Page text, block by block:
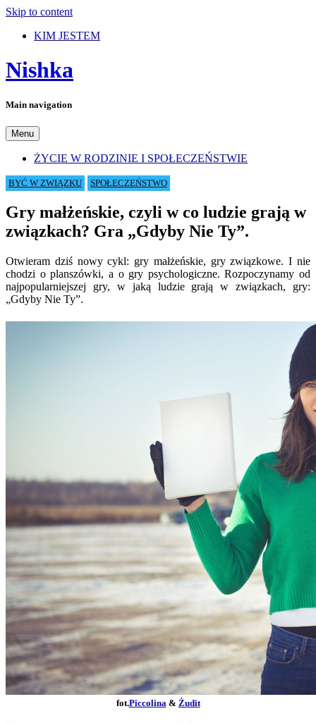
Skip to content
KIM JESTEM
Nishka
Main navigation
Menu
ŻYCIE W RODZINIE I SPOŁECZEŃSTWIE
BYĆ W ZWIĄZKU SPOŁECZEŃSTWO
Gry małżeńskie, czyli w co ludzie grają w
związkach? Gra „Gdyby Nie Ty”.
Otwieram dziś nowy cykl: gry małżeńskie, gry związkowe. I nie
chodzi o planszówki, a o gry psychologiczne. Rozpoczynamy od
najpopularniejszej gry, w jaką ludzie grają w związkach, gry:
„Gdyby Nie Ty”.
fot.Piccolina & Żudit